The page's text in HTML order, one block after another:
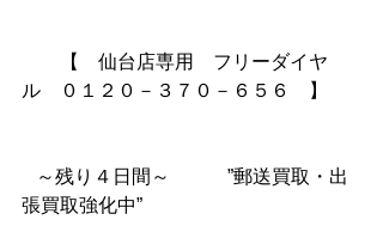
【　仙台店専用　フリーダイヤ
ル　０１２０－３７０－６５６　】
～残り４日間～　　　”郵送買取・出
張買取強化中”